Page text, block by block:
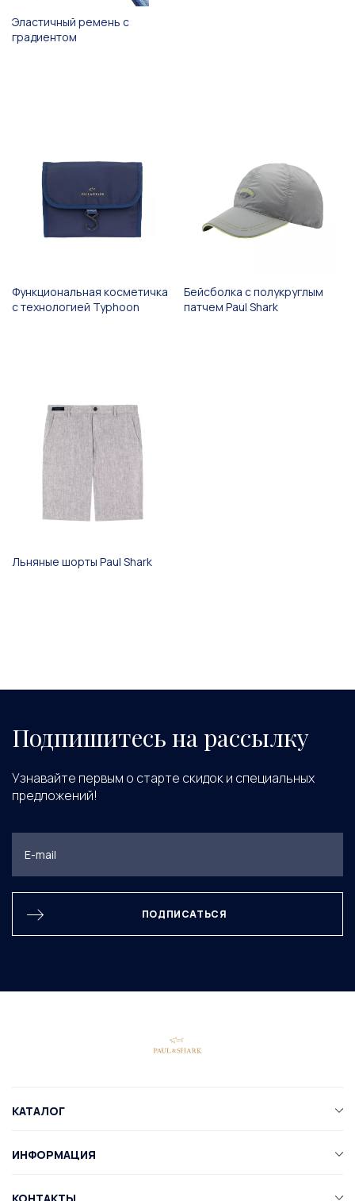
Эластичный ремень с
градиентом
Функциональная косметичка
с технологией Typhoon
Бейсболка с полукруглым
патчем Paul Shark
Льняные шорты Paul Shark
Подпишитесь на рассылку
Узнавайте первым о старте скидок и специальных
предложений!
ПОДПИСАТЬСЯ
КАТАЛОГ
ИНФОРМАЦИЯ